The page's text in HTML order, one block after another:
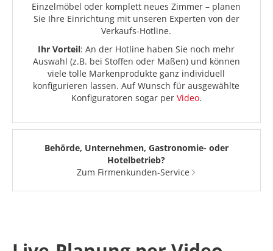
Einzelmöbel oder komplett neues Zimmer – planen
Sie Ihre Einrichtung mit unseren Experten von der
Verkaufs-Hotline.
Ihr Vorteil: An der Hotline haben Sie noch mehr
Auswahl (z.B. bei Stoffen oder Maßen) und können
viele tolle Markenprodukte ganz individuell
konfigurieren lassen. Auf Wunsch für ausgewählte
Konfiguratoren sogar per Video.
Behörde, Unternehmen, Gastronomie- oder
Hotelbetrieb?
Zum Firmenkunden-Service